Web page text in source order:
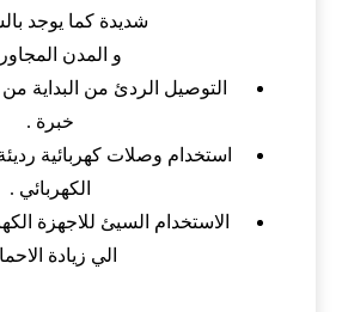
شديدة كما يوجد
و المدن
التوصيل الردئ من البداية
خبرة .
استخدام وصلات كهربائية
الكهربائي .
الاستخدام السيئ للاجهزة
الي زيادة